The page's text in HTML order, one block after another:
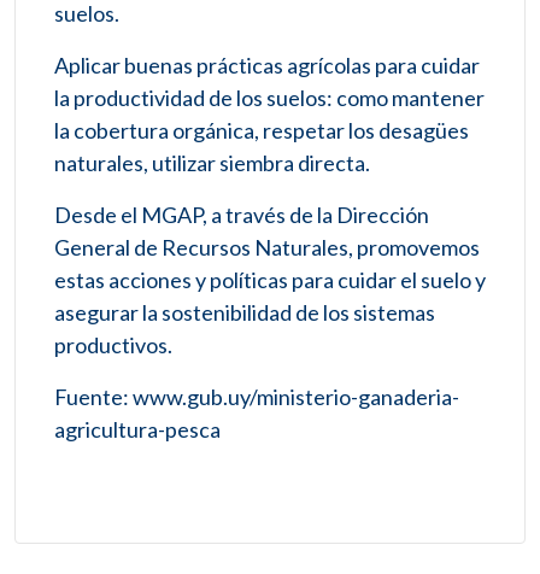
suelos.
Aplicar buenas prácticas agrícolas para cuidar
la productividad de los suelos: como mantener
la cobertura orgánica, respetar los desagües
naturales, utilizar siembra directa.
Desde el MGAP, a través de la Dirección
General de Recursos Naturales, promovemos
estas acciones y políticas para cuidar el suelo y
asegurar la sostenibilidad de los sistemas
productivos.
Fuente: www.gub.uy/ministerio-ganaderia-
agricultura-pesca